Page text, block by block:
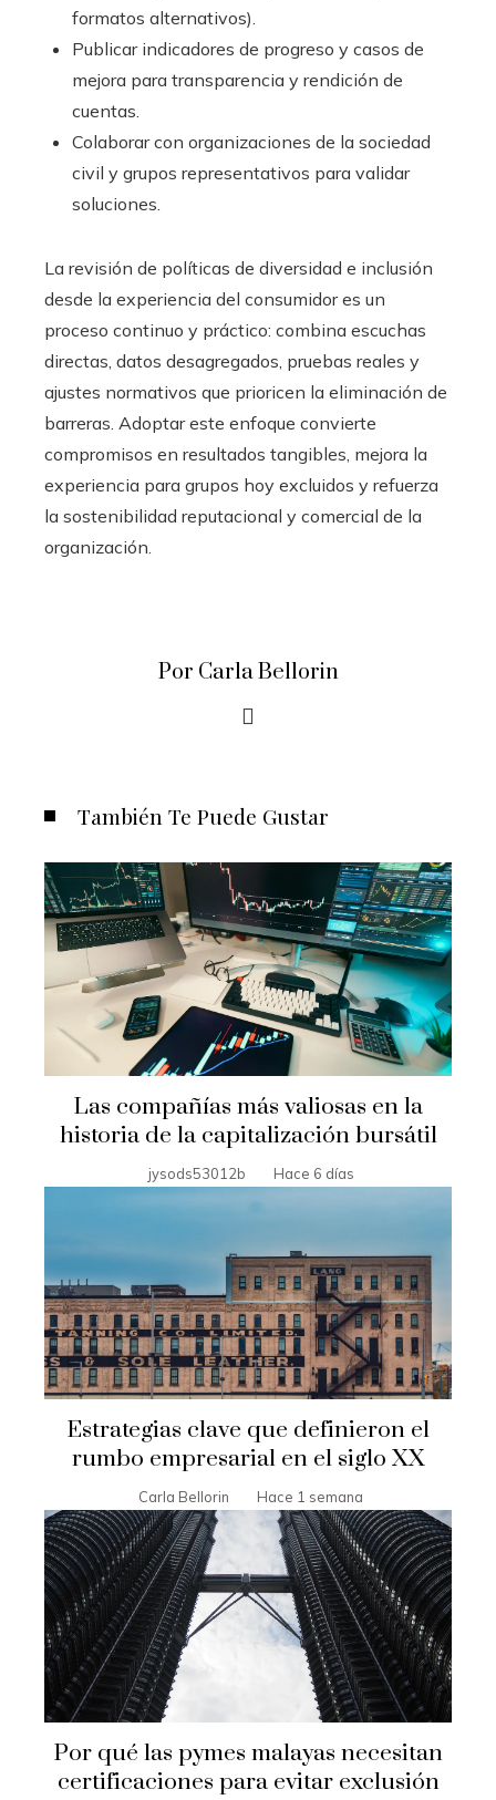
formatos alternativos).
Publicar indicadores de progreso y casos de
mejora para transparencia y rendición de
cuentas.
Colaborar con organizaciones de la sociedad
civil y grupos representativos para validar
soluciones.
La revisión de políticas de diversidad e inclusión
desde la experiencia del consumidor es un
proceso continuo y práctico: combina escuchas
directas, datos desagregados, pruebas reales y
ajustes normativos que prioricen la eliminación de
barreras. Adoptar este enfoque convierte
compromisos en resultados tangibles, mejora la
experiencia para grupos hoy excluidos y refuerza
la sostenibilidad reputacional y comercial de la
organización.
Por Carla Bellorin
También Te Puede Gustar
Las compañías más valiosas en la
historia de la capitalización bursátil
jysods53012b Hace 6 días
Estrategias clave que definieron el
rumbo empresarial en el siglo XX
Carla Bellorin Hace 1 semana
Por qué las pymes malayas necesitan
certificaciones para evitar exclusión